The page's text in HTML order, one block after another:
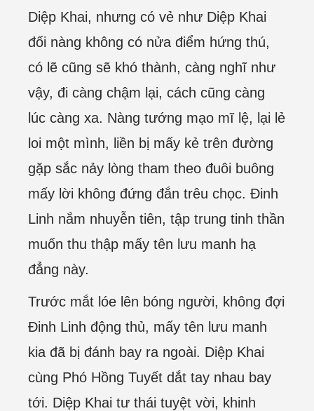
Diệp Khai, nhưng có vẻ như Diệp Khai
đối nàng không có nửa điểm hứng thú,
có lẽ cũng sẽ khó thành, càng nghĩ như
vậy, đi càng chậm lại, cách cũng càng
lúc càng xa. Nàng tướng mạo mĩ lệ, lại lẻ
loi một mình, liền bị mấy kẻ trên đường
gặp sắc nảy lòng tham theo đuôi buông
mấy lời không đứng đắn trêu chọc. Đinh
Linh nắm nhuyễn tiên, tập trung tinh thần
muốn thu thập mấy tên lưu manh hạ
đẳng này.
Trước mắt lóe lên bóng người, không đợi
Đinh Linh động thủ, mấy tên lưu manh
kia đã bị đánh bay ra ngoài. Diệp Khai
cùng Phó Hồng Tuyết dắt tay nhau bay
tới. Diệp Khai tư thái tuyệt vời, khinh